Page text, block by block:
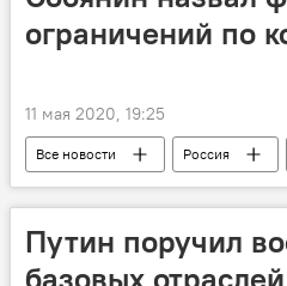
ограничений по
11 мая 2020, 19:25
Все новости Россия
коронавирус
Коронавирус:
Путин поручил